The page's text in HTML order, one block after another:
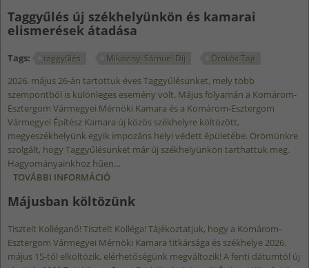
TARTALOMMAL KAPCSOLATOSAN
Taggyűlés új székhelyünkön és kamarai
elismerések átadása
Tags: taggyűlés Mikovinyi Sámuel Díj Örökös Tag
2026. május 26-án tartottuk éves Taggyűlésünket, mely több
szempontból is különleges esemény volt. Május folyamán a Komárom-
Esztergom Vármegyei Mérnöki Kamara és a Komárom-Esztergom
Vármegyei Építész Kamara új közös székhelyre költözött,
megyeszékhelyünk egyik impozáns helyi védett épületébe. Örömünkre
szolgált, hogy Taggyűlésünket már új székhelyünkön tarthattuk meg.
Hagyományainkhoz hűen...
TOVÁBBI INFORMÁCIÓ
KAPCSOLATOSAN
Májusban költözünk
Tisztelt Kolléganő! Tisztelt Kolléga! Tájékoztatjuk, hogy a Komárom-
Esztergom Vármegyei Mérnöki Kamara titkársága és székhelye 2026.
május 15-től elköltözik, elérhetőségünk megváltozik! A fenti dátumtól új